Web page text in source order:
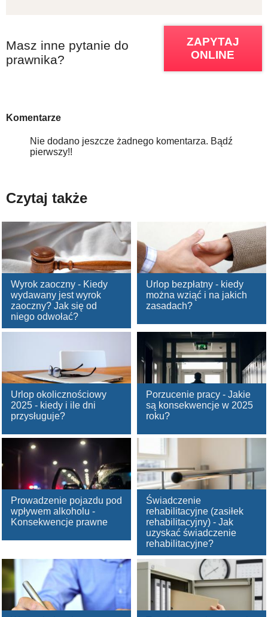
Masz inne pytanie do
prawnika?
ZAPYTAJ
ONLINE
Komentarze
Nie dodano jeszcze żadnego komentarza. Bądź
pierwszy!!
Czytaj także
Wyrok zaoczny - Kiedy
wydawany jest wyrok
zaoczny? Jak się od
niego odwołać?
Urlop bezpłatny - kiedy
można wziąć i na jakich
zasadach?
Urlop okolicznościowy
2025 - kiedy i ile dni
przysługuje?
Porzucenie pracy - Jakie
są konsekwencje w 2025
roku?
Prowadzenie pojazdu pod
wpływem alkoholu -
Konsekwencje prawne
Świadczenie
rehabilitacyjne (zasiłek
rehabilitacyjny) - Jak
uzyskać świadczenie
rehabilitacyjne?